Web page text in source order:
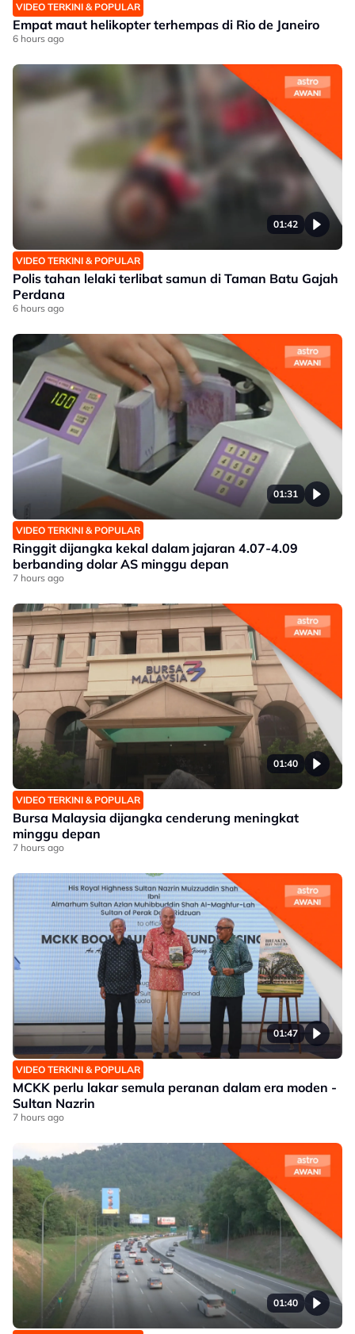
VIDEO TERKINI & POPULAR
Empat maut helikopter terhempas di Rio de Janeiro
6 hours ago
01:42
VIDEO TERKINI & POPULAR
Polis tahan lelaki terlibat samun di Taman Batu Gajah
Perdana
6 hours ago
01:31
VIDEO TERKINI & POPULAR
Ringgit dijangka kekal dalam jajaran 4.07-4.09
berbanding dolar AS minggu depan
7 hours ago
01:40
VIDEO TERKINI & POPULAR
Bursa Malaysia dijangka cenderung meningkat
minggu depan
7 hours ago
01:47
VIDEO TERKINI & POPULAR
MCKK perlu lakar semula peranan dalam era moden -
Sultan Nazrin
7 hours ago
01:40